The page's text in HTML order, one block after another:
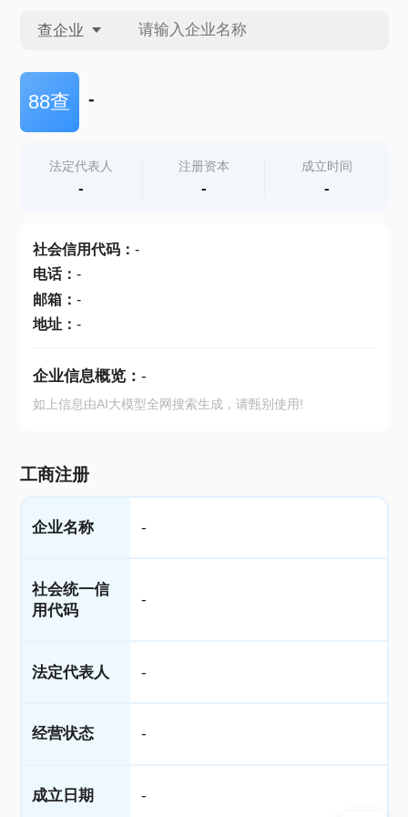
查企业
查企业
查产地
88查 -
法定代表人
-
注册资本
-
成立时间
-
社会信用代码： -
电话： -
邮箱： -
地址： -
企业信息概览： -
如上信息由AI大模型全网搜索生成，请甄别使用!
工商注册
企业名称 -
社会统一信
用代码
-
法定代表人 -
经营状态 -
成立日期 -